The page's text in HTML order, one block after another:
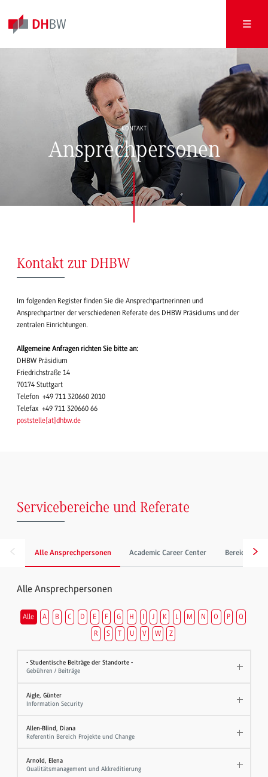
KONTAKT
Ansprechpersonen
Kontakt zur DHBW
Im folgenden Register finden Sie die Ansprechpartnerinnen und
Ansprechpartner der verschiedenen Referate des DHBW Präsidiums und der
zentralen Einrichtungen.
Allgemeine Anfragen richten Sie bitte an:
DHBW Präsidium
Friedrichstraße 14
70174 Stuttgart
Telefon +49 711 320660 2010
Telefax +49 711 320660 66
poststelle at dhbw.de
Servicebereiche und Referate
Alle Ansprechpersonen Academic Career Center Bereich
Alle Ansprechpersonen
Alle A B C D E F G H I J K L M N O P
Q
R
S T U V W Z
- Studentische Beiträge der Standorte -
Gebühren / Beiträge
Aigle, Günter
Information Security
Allen-Blind, Diana
Referentin Bereich Projekte und Change
Arnold, Elena
Qualitätsmanagement und Akkreditierung